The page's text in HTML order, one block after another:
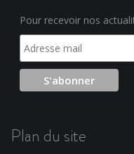
Pour recevoir nos
Plan du site